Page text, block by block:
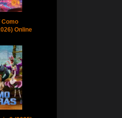
Como
Online